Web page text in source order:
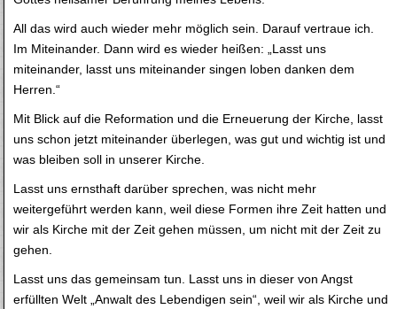
All das wird auch wieder mehr möglich sein. Darauf vertraue ich.
Im Miteinander. Dann wird es wieder heißen: „Lasst uns
miteinander, lasst uns miteinander singen loben danken dem
Herren.“
Mit Blick auf die Reformation und die Erneuerung der Kirche, lasst
uns schon jetzt miteinander überlegen, was gut und wichtig ist und
was bleiben soll in unserer Kirche.
Lasst uns ernsthaft darüber sprechen, was nicht mehr
weitergeführt werden kann, weil diese Formen ihre Zeit hatten und
wir als Kirche mit der Zeit gehen müssen, um nicht mit der Zeit zu
gehen.
Lasst uns das gemeinsam tun. Lasst uns in dieser von Angst
erfüllten Welt „Anwalt des Lebendigen sein“, weil wir als Kirche und